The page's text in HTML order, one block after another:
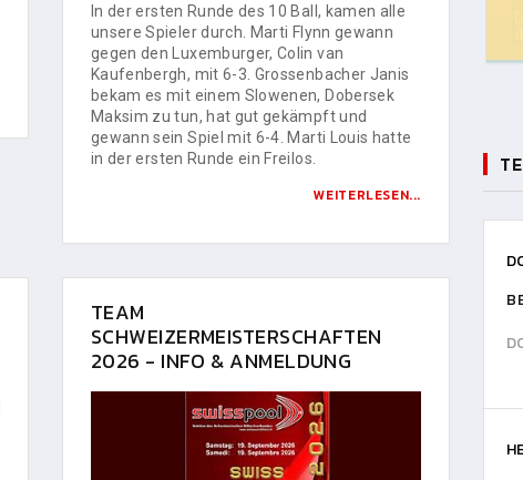
In der ersten Runde des 10 Ball, kamen alle
unsere Spieler durch. Marti Flynn gewann
gegen den Luxemburger, Colin van
Kaufenbergh, mit 6-3. Grossenbacher Janis
bekam es mit einem Slowenen, Dobersek
Maksim zu tun, hat gut gekämpft und
gewann sein Spiel mit 6-4. Marti Louis hatte
in der ersten Runde ein Freilos.
WEITERLESEN...
TEAM
SCHWEIZERMEISTERSCHAFTEN
2026 - INFO & ANMELDUNG